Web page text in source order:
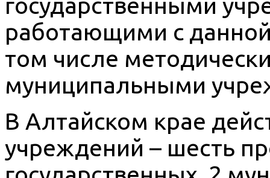
государственными
работающими с
том числе
муниципальными
В Алтайском крае
учреждений – шесть